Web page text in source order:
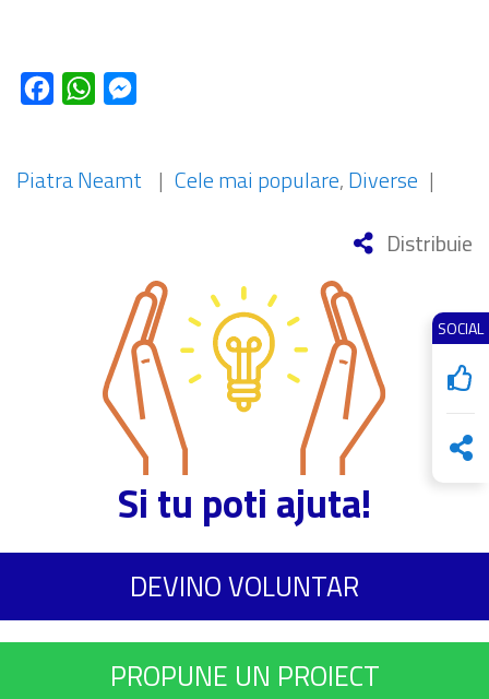
SOCIAL
FacebookWhatsApp
Piatra Neamt | Cele mai populare,Diverse |
Distribuie
Si tu poti ajuta!
DEVINO VOLUNTAR
PROPUNE UN PROIECT